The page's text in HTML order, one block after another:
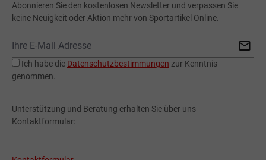
Abonnieren Sie den kostenlosen Newsletter und verpassen Sie
keine Neuigkeit oder Aktion mehr von Sportartikel Online.
Ich habe die Datenschutzbestimmungen zur Kenntnis
genommen.
Unterstützung und Beratung erhalten Sie über uns
Kontaktformular: